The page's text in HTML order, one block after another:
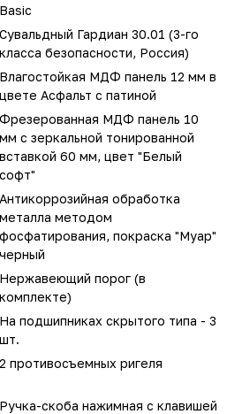
Basic
Сувальдный Гардиан 30.01 (3-го
класса безопасности, Россия)
Влагостойкая МДФ панель 12 мм в
цвете Асфальт с патиной
Фрезерованная МДФ панель 10
мм с зеркальной тонированной
вставкой 60 мм, цвет "Белый
софт"
Антикоррозийная обработка
металла методом
фосфатирования, покраска "Муар"
черный
Нержавеющий порог (в
комплекте)
На подшипниках скрытого типа - 3
шт.
2 противосъемных ригеля
Ручка-скоба нажимная с клавишей